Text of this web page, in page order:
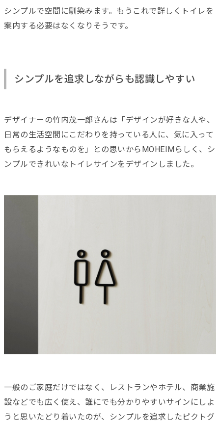
シンプルで空間に馴染みます。もうこれで詳しくトイレを
案内する必要はなくなりそうです。
シンプルを追求しながらも認識しやすい
デザイナーの竹内茂一郎さんは「デザインが好きな人や、
日常の生活空間にこだわりを持っている人に、気に入って
もらえるようなものを」との思いからMOHEIMらしく、シ
ンプルできれいなトイレサインをデザインしました。
一般のご家庭だけではなく、レストランやホテル、商業施
設などでも広く使え、誰にでも分かりやすいサインにしよ
うと思いたどり着いたのが、シンプルを追求したピクトグ